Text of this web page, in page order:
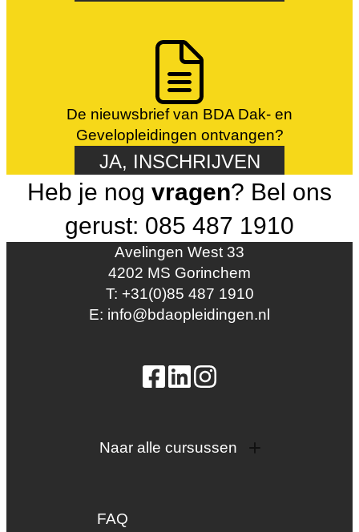
De nieuwsbrief van BDA Dak- en
Gevelopleidingen ontvangen?
JA, INSCHRIJVEN
Heb je nog vragen? Bel ons
gerust: 085 487 1910
Avelingen West 33
4202 MS Gorinchem
T: +31(0)85 487 1910
E: info@bdaopleidingen.nl
Naar alle cursussen
Zonne-energie
FAQ